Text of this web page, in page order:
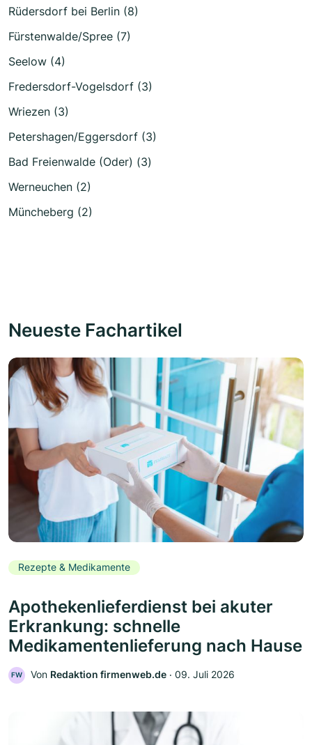
Rüdersdorf bei Berlin (8)
Fürstenwalde/Spree (7)
Seelow (4)
Fredersdorf-Vogelsdorf (3)
Wriezen (3)
Petershagen/Eggersdorf (3)
Bad Freienwalde (Oder) (3)
Werneuchen (2)
Müncheberg (2)
Neueste Fachartikel
Rezepte & Medikamente
Apothekenlieferdienst bei akuter
Erkrankung: schnelle
Medikamentenlieferung nach Hause
FW Von Redaktion firmenweb.de ‧ 09. Juli 2026